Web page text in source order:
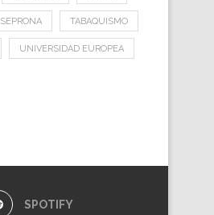
SEPRONA TABAQUISMO
UNIVERSIDAD EUROPEA
SPOTIFY